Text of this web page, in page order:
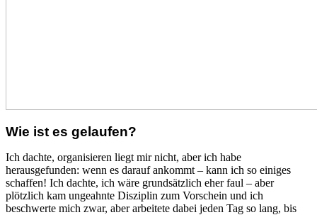
Wie ist es gelaufen?
Ich dachte, organisieren liegt mir nicht, aber ich habe
herausgefunden: wenn es darauf ankommt – kann ich so einiges
schaffen! Ich dachte, ich wäre grundsätzlich eher faul – aber
plötzlich kam ungeahnte Disziplin zum Vorschein und ich
beschwerte mich zwar, aber arbeitete dabei jeden Tag so lang, bis